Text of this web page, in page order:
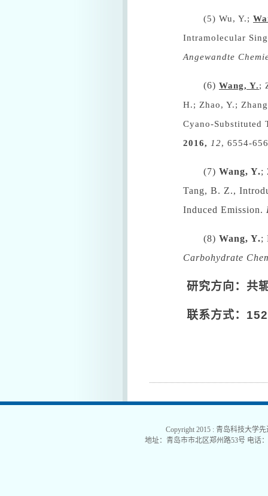
(5) Wu, Y.;
Intramolecular
Angewandte
(6) Wang, Y.;
H.; Zhao, Y.;
Cyano-Substituted
2016, 12, 6554-
(7) Wang, Y.;
Tang, B. Z.,
Induced Emission.
(8) Wang, Y.;
Carbohydrate
研究方向：共
联系方式：
Copyright 2015 : 青岛科技大学
地址：青岛市市北区郑州路53号 电话：